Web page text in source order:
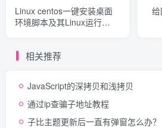
Linux centos一键安装桌面
环境脚本及其Linux运行
相关推荐
JavaScript的深拷贝和浅拷贝
通过ip查骗子地址教程
子比主题更新后一直有弹窗怎么办？